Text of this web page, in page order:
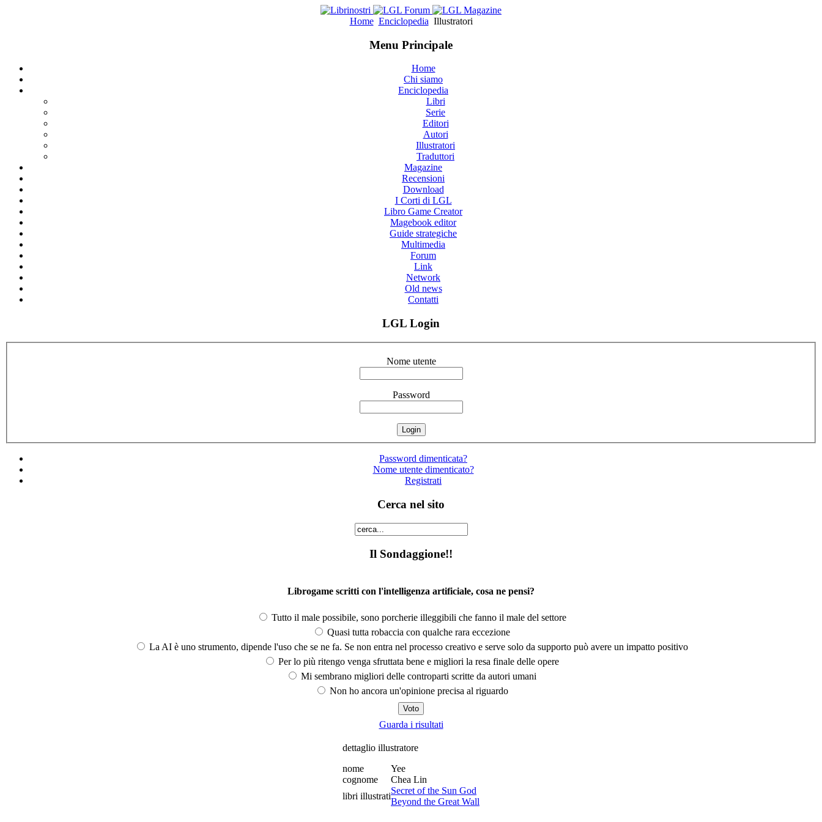
Home Enciclopedia Illustratori
Menu Principale
Home
Chi siamo
Enciclopedia
Libri
Serie
Editori
Autori
Illustratori
Traduttori
Magazine
Recensioni
Download
I Corti di LGL
Libro Game Creator
Magebook editor
Guide strategiche
Multimedia
Forum
Link
Network
Old news
Contatti
LGL Login
Nome utente
Password
Password dimenticata?
Nome utente dimenticato?
Registrati
Cerca nel sito
Il Sondaggione!!
Librogame scritti con l'intelligenza artificiale, cosa ne pensi?
Tutto il male possibile, sono porcherie illeggibili che fanno il male del settore
Quasi tutta robaccia con qualche rara eccezione
La AI è uno strumento, dipende l'uso che se ne fa. Se non entra nel processo creativo e serve solo da supporto può avere un impatto positivo
Per lo più ritengo venga sfruttata bene e migliori la resa finale delle opere
Mi sembrano migliori delle controparti scritte da autori umani
Non ho ancora un'opinione precisa al riguardo
Guarda i risultati
dettaglio illustratore
nome
Yee
cognome
Chea Lin
libri illustrati
Secret of the Sun God
Beyond the Great Wall